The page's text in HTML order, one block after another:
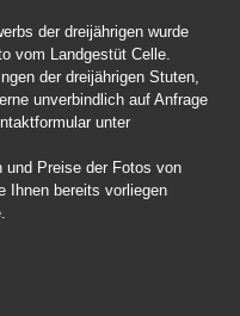
14-99der dreijährigen wurde
vom Landgestüt Celle.
der dreijährigen Stuten,
unverbindlich auf Anfrage
unter
und Preise der Fotos von
Ihnen bereits vorliegen